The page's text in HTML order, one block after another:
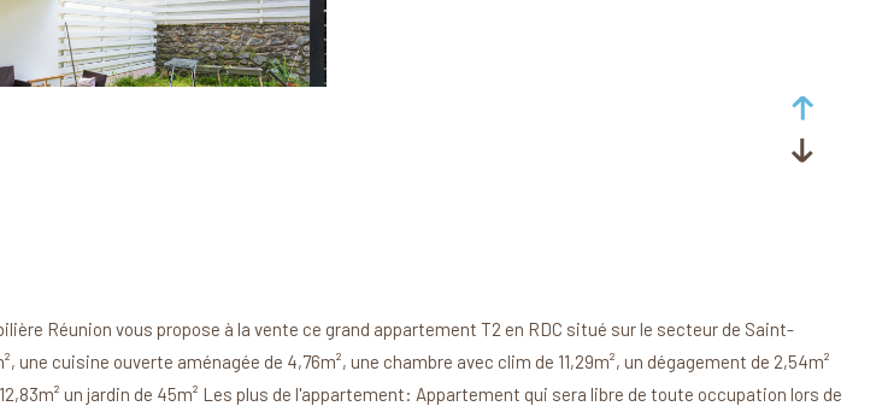
Réunion vous propose à la vente ce grand appartement T2 en RDC situé sur le secteur de Saint-
cuisine ouverte aménagée de 4,76m², une chambre avec clim de 11,29m², un dégagement de 2,54m²
un jardin de 45m² Les plus de l'appartement: Appartement qui sera libre de toute occupation lors de